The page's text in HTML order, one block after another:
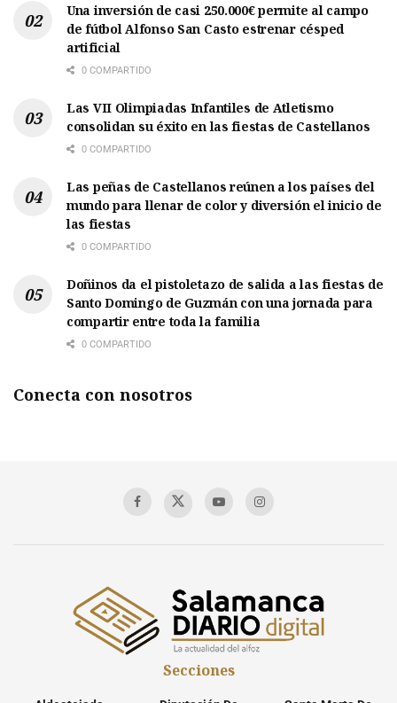
Una inversión de casi 250.000€ permite al campo
de fútbol Alfonso San Casto estrenar césped
artificial
0 COMPARTIDO
Las VII Olimpiadas Infantiles de Atletismo
consolidan su éxito en las fiestas de Castellanos
0 COMPARTIDO
Las peñas de Castellanos reúnen a los países del
mundo para llenar de color y diversión el inicio de
las fiestas
0 COMPARTIDO
Doñinos da el pistoletazo de salida a las fiestas de
Santo Domingo de Guzmán con una jornada para
compartir entre toda la familia
0 COMPARTIDO
Conecta con nosotros
Secciones